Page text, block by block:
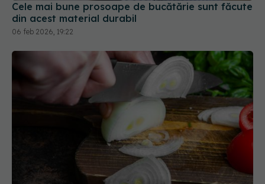
Cele mai bune prosoape de bucătărie sunt făcute
din acest material durabil
06 feb 2026, 19:22